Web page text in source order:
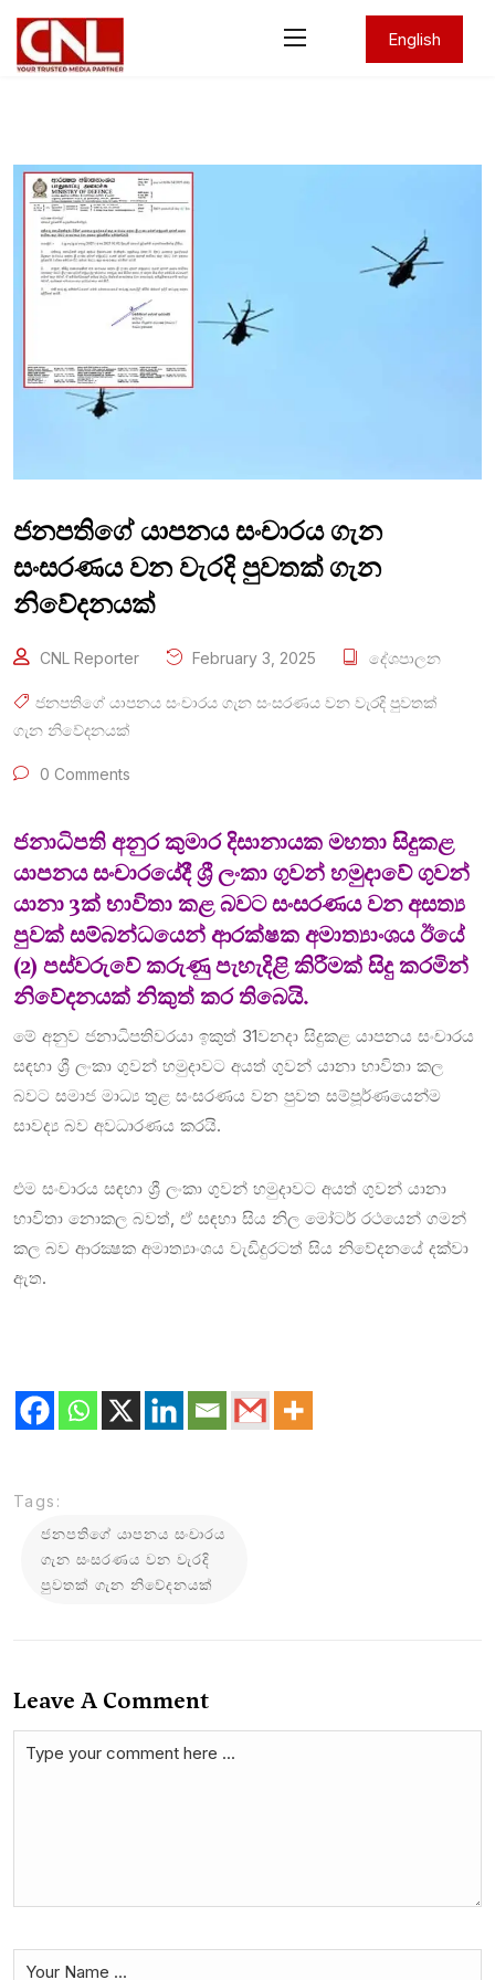
English
ජනපතිගේ යාපනය සංචාරය ගැන
සංසරණය වන වැරදි පුවතක් ගැන
නිවේදනයක්
CNL Reporter February 3, 2025 දේශපාලන
ජනපතිගේ යාපනය සංචාරය ගැන සංසරණය වන වැරදි පුවතක්
ගැන නිවේදනයක්
0 Comments
ජනාධිපති අනුර කුමාර දිසානායක මහතා සිදුකළ
යාපනය සංචාරයේදී ශ්‍රී ලංකා ගුවන් හමුදාවේ ගුවන්
යානා 3ක් භාවිතා කළ බවට සංසරණය වන අසත්‍ය
පුවක් සම්බන්ධයෙන් ආරක්ෂක අමාත්‍යාංශය ඊයේ
(2) පස්වරුවේ කරුණු පැහැදිළි කිරීමක් සිදු කරමින්
නිවේදනයක් නිකුත් කර තිබෙයි.
මේ අනුව ජනාධිපතිවරයා ඉකුත් 31වනදා සිදුකළ යාපනය සංචාරය
සඳහා ශ්‍රී ලංකා ගුවන් හමුදාවට අයත් ගුවන් යානා භාවිතා කල
බවට සමාජ මාධ්‍ය තුළ සංසරණය වන පුවත සම්පූර්ණයෙන්ම
සාවද්‍ය බව අවධාරණය කරයි.
එම සංචාරය සඳහා ශ්‍රී ලංකා ගුවන් හමුදාවට අයත් ගුවන් යානා
භාවිතා නොකල බවත්, ඒ සඳහා සිය නිල මෝටර් රථයෙන් ගමන්
කල බව ආරක්‍ෂක අමාත්‍යාංශය වැඩිදුරටත් සිය නිවේදනයේ දක්වා
ඇත.
Tags:
ජනපතිගේ යාපනය සංචාරය
ගැන සංසරණය වන වැරදි
පුවතක් ගැන නිවේදනයක්
Leave A Comment